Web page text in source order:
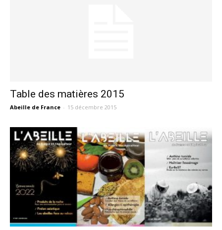
Table des matières 2015
Abeille de France - 15 décembre 2015